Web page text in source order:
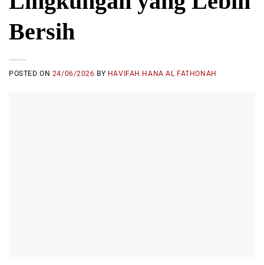
Bersih
POSTED ON 24/06/2026 BY HAVIFAH HANA AL FATHONAH